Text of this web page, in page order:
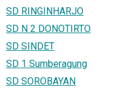
SD RINGINHARJO
SD N 2 DONOTIRTO
SD SINDET
SD 1 Sumberagung
SD SOROBAYAN